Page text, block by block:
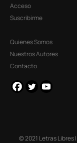
Acceso
Suscribirme
Quienes Somos
Nuestros Autores
Contacto
© 2021 Letras Libres |